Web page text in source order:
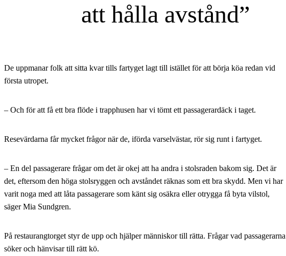
att hålla avstånd
De uppmanar folk att sitta kvar tills fartyget lagt till istället för att börja köa redan vid
första utropet.
– Och för att få ett bra flöde i trapphusen har vi tömt ett passagerardäck i taget.
Resevärdarna får mycket frågor när de, iförda varselvästar, rör sig runt i fartyget.
– En del passagerare frågar om det är okej att ha andra i stolsraden bakom sig. Det är
det, eftersom den höga stolsryggen och avståndet räknas som ett bra skydd. Men vi har
varit noga med att låta passagerare som känt sig osäkra eller otrygga få byta vilstol,
säger Mia Sundgren.
På restaurangtorget styr de upp och hjälper människor till rätta. Frågar vad passagerarna
söker och hänvisar till rätt kö.